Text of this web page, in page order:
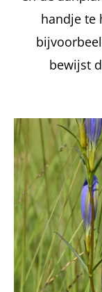
handje te
bewijst